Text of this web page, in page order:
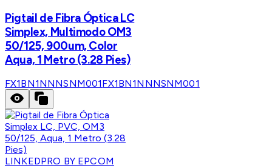
Pigtail de Fibra Óptica LC
Simplex, Multimodo OM3
50/125, 900um, Color
Aqua, 1 Metro (3.28 Pies)
FX1BN1NNNSNM001FX1BN1NNNSNM001
LINKEDPRO BY EPCOM